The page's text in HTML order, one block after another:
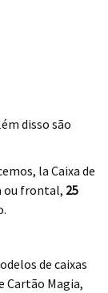
disso são
la Caixa de
ou frontal, 25
de caixas
Cartão Magia,